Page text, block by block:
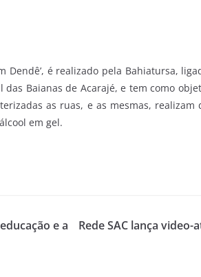
Dendê’, é realizado pela Bahiatursa,
das Baianas de Acarajé, e tem como
as ruas, e as mesmas,
em gel.
e a
Rede SAC lança